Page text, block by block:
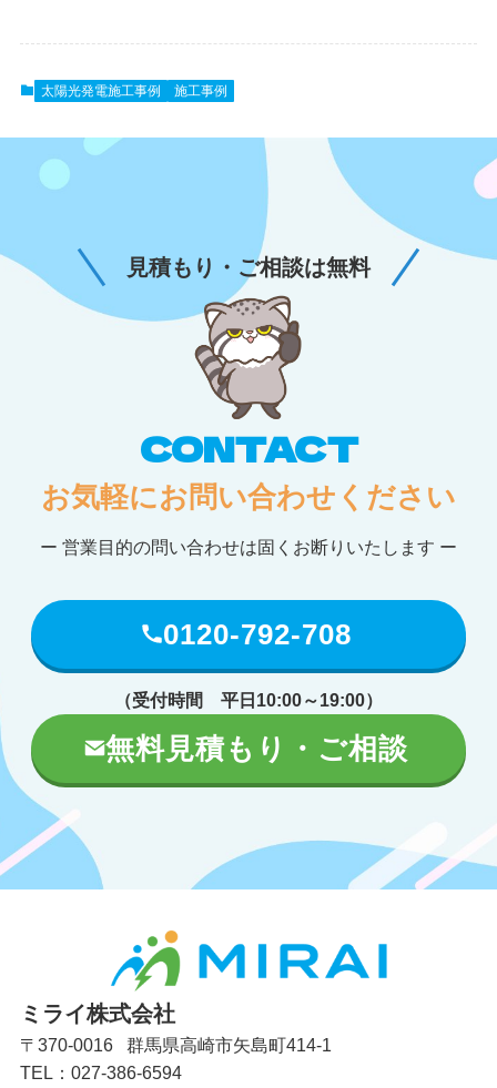
太陽光発電施工事例 施工事例
見積もり・ご相談は無料
CONTACT
お気軽にお問い合わせください
ー 営業目的の問い合わせは固くお断りいたします ー
0120-792-708
（受付時間 平日10:00～19:00）
無料見積もり・ご相談
ミライ株式会社
〒370-0016 群馬県高崎市矢島町414-1
TEL：027-386-6594